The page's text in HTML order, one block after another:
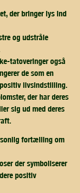
der bringer lys ind
og udstråle
tatoveringer også
de som en
livsindstilling.
der har deres
sig ud med deres
fortælling om
der symboliserer
positiv